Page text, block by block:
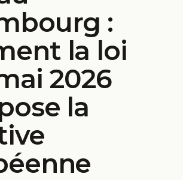
:
la loi
2026
la